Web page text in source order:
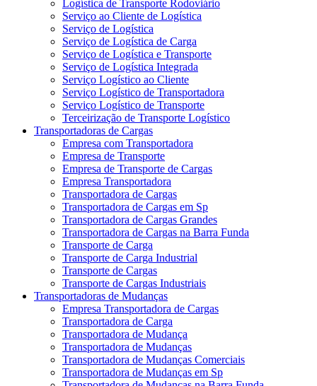
Logística de Transporte Rodoviário
Serviço ao Cliente de Logística
Serviço de Logística
Serviço de Logística de Carga
Serviço de Logística e Transporte
Serviço de Logística Integrada
Serviço Logístico ao Cliente
Serviço Logístico de Transportadora
Serviço Logístico de Transporte
Terceirização de Transporte Logístico
Transportadoras de Cargas
Empresa com Transportadora
Empresa de Transporte
Empresa de Transporte de Cargas
Empresa Transportadora
Transportadora de Cargas
Transportadora de Cargas em Sp
Transportadora de Cargas Grandes
Transportadora de Cargas na Barra Funda
Transporte de Carga
Transporte de Carga Industrial
Transporte de Cargas
Transporte de Cargas Industriais
Transportadoras de Mudanças
Empresa Transportadora de Cargas
Transportadora de Carga
Transportadora de Mudança
Transportadora de Mudanças
Transportadora de Mudanças Comerciais
Transportadora de Mudanças em Sp